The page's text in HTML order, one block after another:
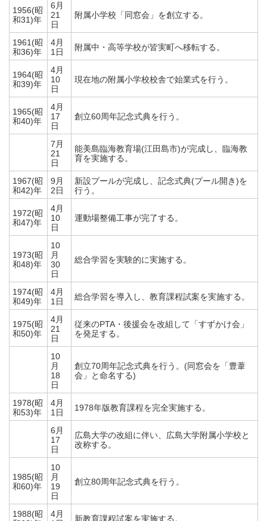
1956(昭
和31)年
6月
21
日
附属小学校「同窓会」を創立する。
1961(昭
和36)年
4月
1日
附属中・高等学校が皆実町へ移転する。
1964(昭
和39)年
4月
10
日
現在地の附属小学校校舎で始業式を行う。
1965(昭
和40)年
4月
17
日
創立60周年記念式典を行う。
7月
21
日
能美島臨海教育場(江田島市)が完成し、臨海教
育を実施する。
1967(昭
和42)年
9月
2日
新設プールが完成し、記念式典(プール開き)を
行う。
1972(昭
和47)年
4月
10
日
運動場整備工事が完了する。
1973(昭
和48)年
10
月
30
日
総合学習を実験的に実施する。
1974(昭
和49)年
4月
1日
総合学習を導入し、教育課程試案を実施する。
1975(昭
和50)年
4月
21
日
従来のPTA・後援会を改組して「すずかけ会」
を発足する。
10
月
18
日
創立70周年記念式典を行う。(同窓会を「豊葦
会」と命名する)
1978(昭
和53)年
4月
1日
1978年版教育課程を完全実施する。
6月
17
日
広島大学の改組に伴い、広島大学附属小学校と
改称する。
1985(昭
和60)年
10
月
19
日
創立80周年記念式典を行う。
1988(昭
4月
新教育課程試案を実施する。